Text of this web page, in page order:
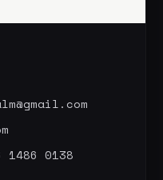
1486 0138